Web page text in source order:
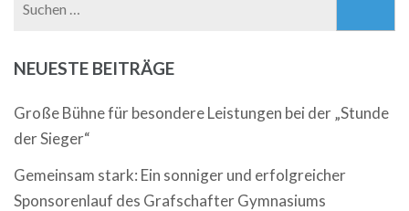
NEUESTE BEITRÄGE
Große Bühne für besondere Leistungen bei der „Stunde
der Sieger“
Gemeinsam stark: Ein sonniger und erfolgreicher
Sponsorenlauf des Grafschafter Gymnasiums